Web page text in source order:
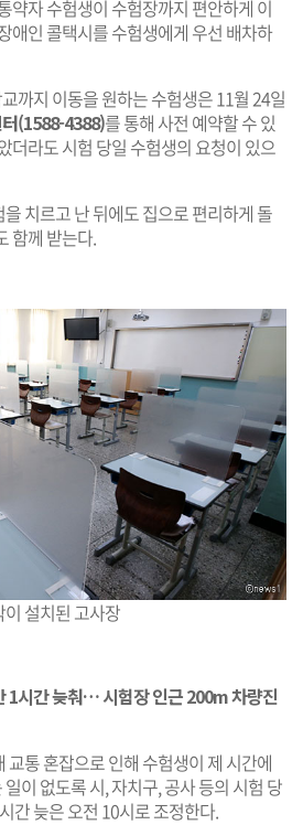
약자 수험생이 수험장까지 편안하게 이
애인 콜택시를 수험생에게 우선 배차하
까지 이동을 원하는 수험생은 11월 24일
(1588-4388)를 통해 사전 예약할 수 있
더라도 시험 당일 수험생의 요청이 있으
치르고 난 뒤에도 집으로 편리하게 돌
함께 받는다.
설치된 고사장
1시간 늦춰… 시험장 인근 200m 차량진
교통 혼잡으로 인해 수험생이 제 시간에
이 없도록 시, 자치구, 공사 등의 시험 당
간 늦은 오전 10시로 조정한다.